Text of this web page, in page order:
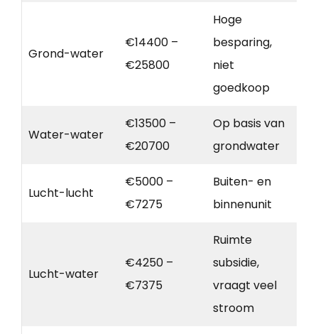
Grond-water
€14400 –
€25800
Hoge
besparing,
niet
goedkoop
Water-water
€13500 –
€20700
Op basis van
grondwater
Lucht-lucht
€5000 –
€7275
Buiten- en
binnenunit
Lucht-water
€4250 –
€7375
Ruimte
subsidie,
vraagt veel
stroom